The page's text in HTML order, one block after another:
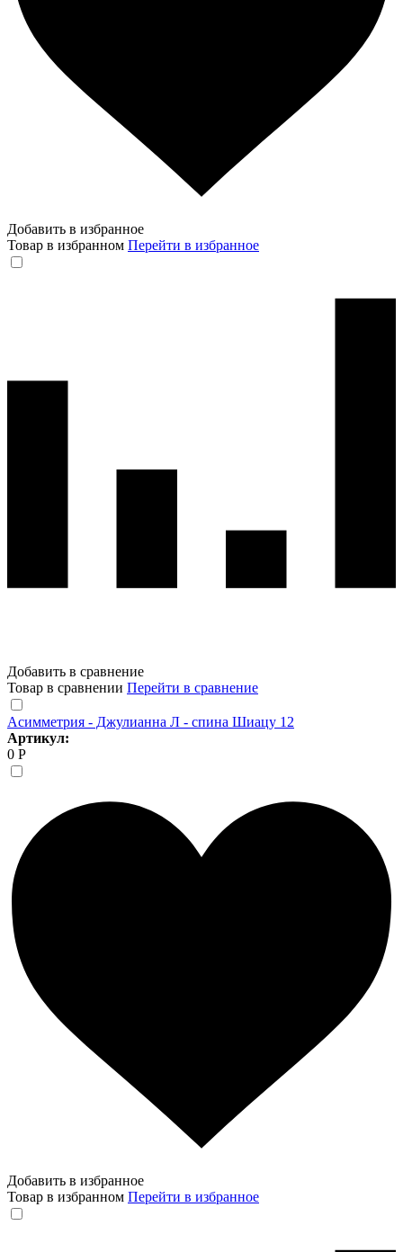
Добавить в избранное
Товар в избранном Перейти в избранное
Добавить в сравнение
Товар в сравнении Перейти в сравнение
Асимметрия - Джулианна Л - спина Шиацу 12
Артикул:
0 Р
Добавить в избранное
Товар в избранном Перейти в избранное